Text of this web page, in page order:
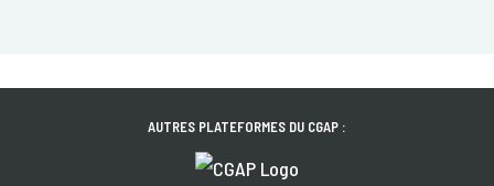
AUTRES PLATEFORMES DU CGAP :